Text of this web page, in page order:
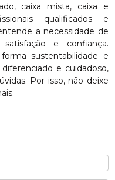
caixa mista, caixa e
qualificados e
a necessidade de
e confiança.
sustentabilidade e
e cuidadoso,
Por isso, não deixe